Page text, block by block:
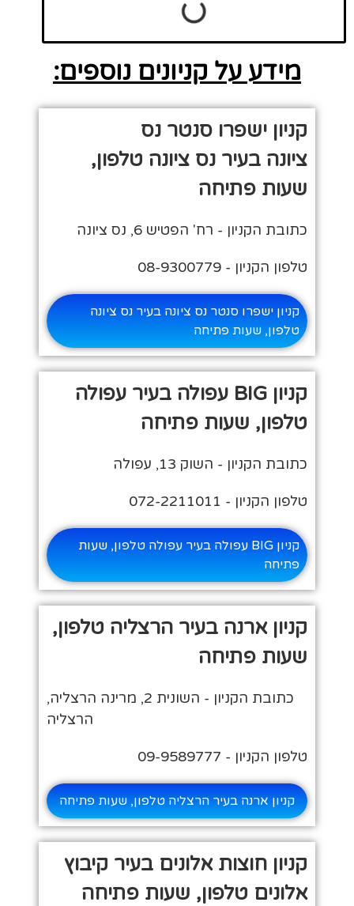
מידע על קניונים נוספים:
קניון ישפרו סנטר נס
ציונה בעיר נס ציונה טלפון,
שעות פתיחה
כתובת הקניון - רח' הפטיש 6, נס ציונה
טלפון הקניון - 08-9300779
קניון ישפרו סנטר נס ציונה בעיר נס ציונה
טלפון, שעות פתיחה
קניון BIG עפולה בעיר עפולה
טלפון, שעות פתיחה
כתובת הקניון - השוק 13, עפולה
טלפון הקניון - 072-2211011
קניון BIG עפולה בעיר עפולה טלפון, שעות
פתיחה
קניון ארנה בעיר הרצליה טלפון,
שעות פתיחה
כתובת הקניון - השונית 2, מרינה הרצליה,
הרצליה
טלפון הקניון - 09-9589777
קניון ארנה בעיר הרצליה טלפון, שעות פתיחה
קניון חוצות אלונים בעיר קיבוץ
אלונים טלפון, שעות פתיחה